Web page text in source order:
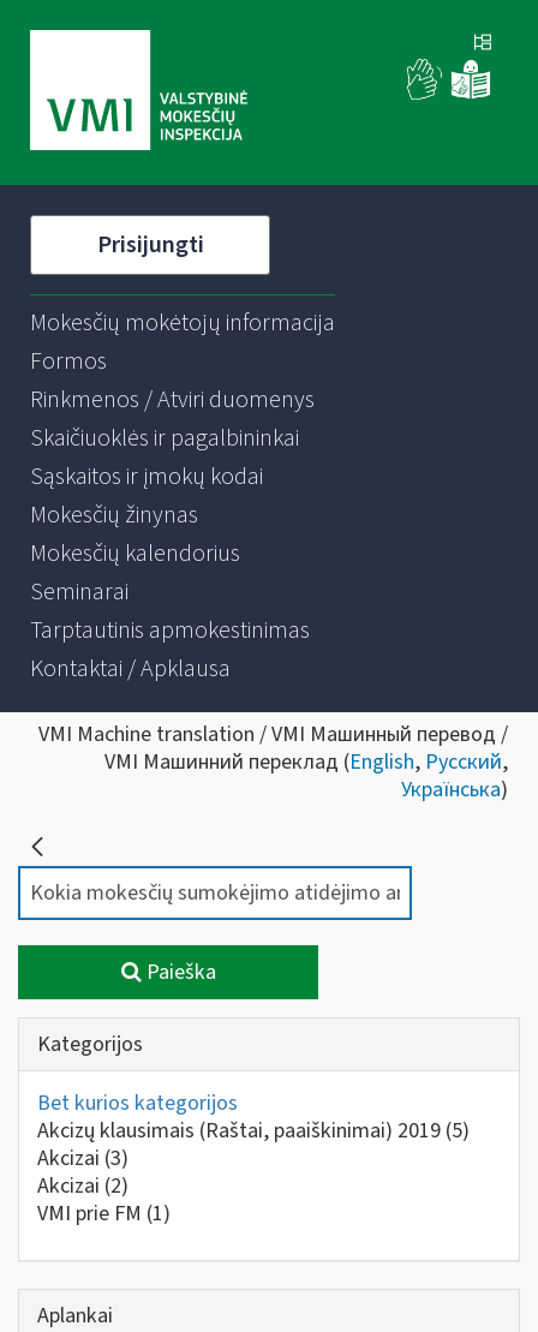
Prisijungti
Mokesčių mokėtojų informacija
Formos
Rinkmenos / Atviri duomenys
Skaičiuoklės ir pagalbininkai
Sąskaitos ir įmokų kodai
Mokesčių žinynas
Mokesčių kalendorius
Seminarai
Tarptautinis apmokestinimas
Kontaktai / Apklausa
VMI Machine translation / VMI Машинный перевод /
VMI Машинний переклад (English, Русский,
Українська)
Paieška
Kategorijos
Bet kurios kategorijos
Akcizų klausimais (Raštai, paaiškinimai) 2019 (5)
Akcizai (3)
Akcizai (2)
VMI prie FM (1)
Aplankai